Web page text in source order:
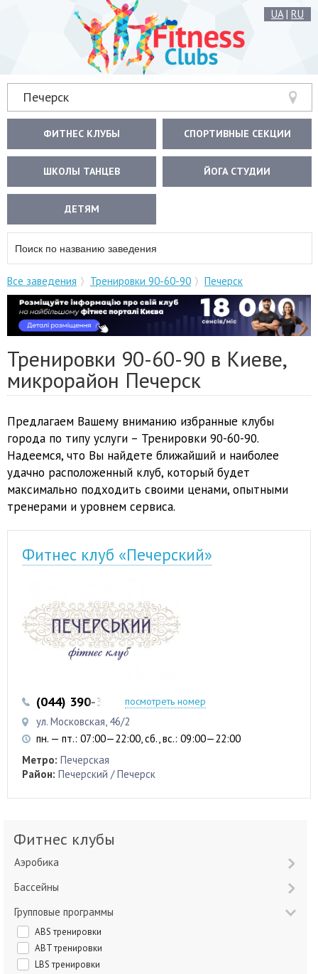
UA| RU
Печерск
ФИТНЕС КЛУБЫ СПОРТИВНЫЕ СЕКЦИИ
ШКОЛЫ ТАНЦЕВ ЙОГА СТУДИИ
ДЕТЯМ
Все заведения Тренировки 90-60-90 Печерск
Тренировки 90-60-90 в Киеве,
микрорайон Печерск
Предлагаем Вашему вниманию избранные клубы
города по типу услуги – Тренировки 90-60-90.
Надеемся, что Вы найдете ближайший и наиболее
удачно расположенный клуб, который будет
максимально подходить своими ценами, опытными
тренерами и уровнем сервиса.
Фитнес клуб «Печерский»
(044) 390-35-50посмотреть номер
ул. Московская, 46/2
пн. — пт.: 07:00—22:00, сб., вс.: 09:00—22:00
Метро: Печерская
Район: Печерский / Печерск
Фитнес клубы
Аэробика
Бассейны
Групповые программы
ABS тренировки
ABT тренировки
LBS тренировки